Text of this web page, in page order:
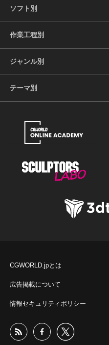
ソフト別
作業工程別
ジャンル別
テーマ別
CGWORLD.jpとは
広告掲載について
情報セキュリティポリシー